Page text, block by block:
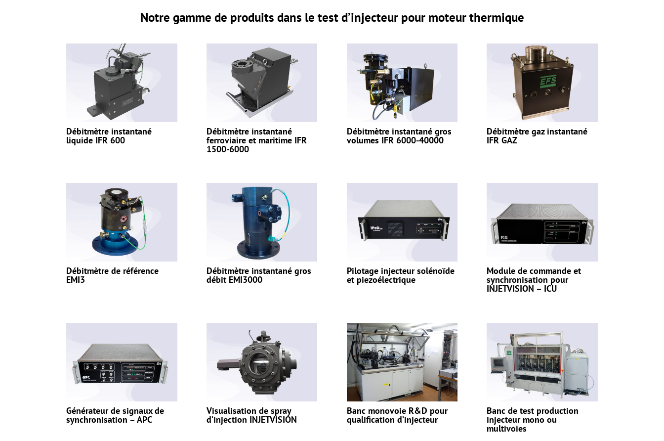
Notre gamme de produits dans le test d’injecteur pour moteur thermique
Débitmètre instantané
liquide IFR 600
Débitmètre instantané
ferroviaire et maritime IFR
1500-6000
Débitmètre instantané gros
volumes IFR 6000-40000
Débitmètre gaz instantané
IFR GAZ
Débitmètre de référence
EMI3
Débitmètre instantané gros
débit EMI3000
Pilotage injecteur solénoïde
et piezoélectrique
Module de commande et
synchronisation pour
INJETVISION – ICU
Générateur de signaux de
synchronisation – APC
Visualisation de spray
d’injection INJETVISION
Banc monovoie R&D pour
qualification d’injecteur
Banc de test production
injecteur mono ou
multivoies